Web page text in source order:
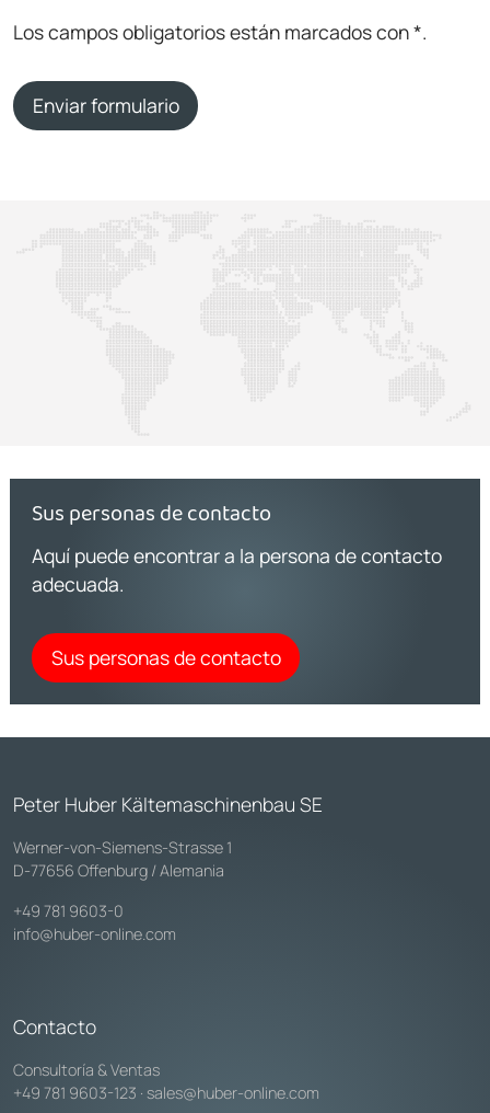
Los campos obligatorios están marcados con *.
Enviar formulario
Sus personas de contacto
Aquí puede encontrar a la persona de contacto
adecuada.
Sus personas de contacto
Peter Huber Kältemaschinenbau SE
Werner-von-Siemens-Strasse 1
D-77656 Offenburg / Alemania
+49 781 9603-0
info@huber-online.com
Contacto
Consultoría & Ventas
+49 781 9603-123 · sales@huber-online.com